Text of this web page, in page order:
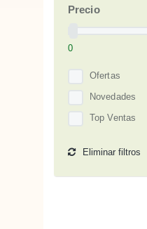
Alphanova
Amapola
Anthyllis
Avril
Banbu
Bema
BioBel
Precio
Ofertas
Novedades
Top Ventas
Eliminar filtros